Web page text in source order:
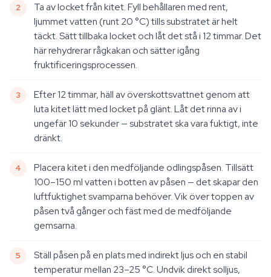
Ta av locket från kitet. Fyll behållaren med rent,
ljummet vatten (runt 20 °C) tills substratet är helt
täckt. Sätt tillbaka locket och låt det stå i 12 timmar. Det
här rehydrerar rågkakan och sätter igång
fruktificeringsprocessen.
Efter 12 timmar, häll av överskottsvattnet genom att
luta kitet lätt med locket på glänt. Låt det rinna av i
ungefär 10 sekunder — substratet ska vara fuktigt, inte
dränkt.
Placera kitet i den medföljande odlingspåsen. Tillsätt
100–150 ml vatten i botten av påsen — det skapar den
luftfuktighet svamparna behöver. Vik över toppen av
påsen två gånger och fäst med de medföljande
gemsarna.
Ställ påsen på en plats med indirekt ljus och en stabil
temperatur mellan 23–25 °C. Undvik direkt solljus,